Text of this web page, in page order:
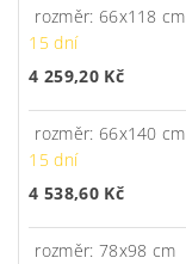
rozměr: 66x118 cm
15 dní
4 259,20 Kč
rozměr: 66x140 cm
15 dní
4 538,60 Kč
rozměr: 78x98 cm